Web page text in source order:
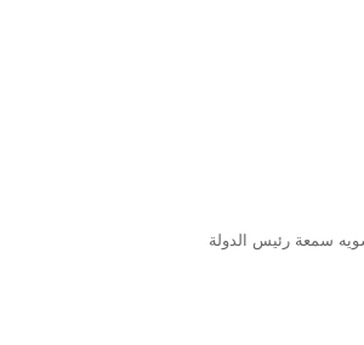
تشويه سمعة رئيس الدولة